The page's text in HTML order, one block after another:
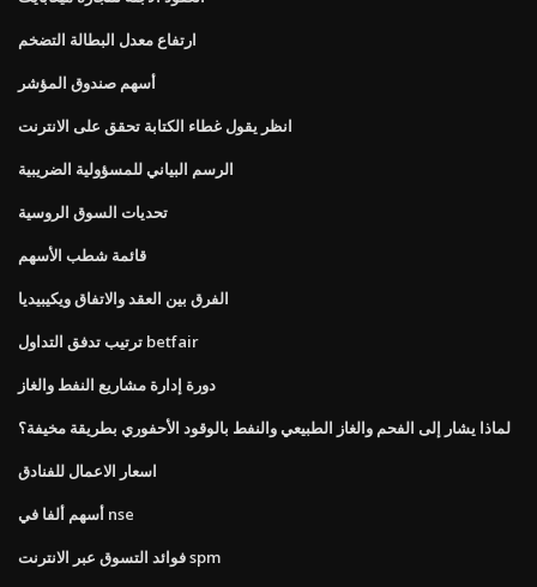
ارتفاع معدل البطالة التضخم
أسهم صندوق المؤشر
انظر يقول غطاء الكتابة تحقق على الانترنت
الرسم البياني للمسؤولية الضريبية
تحديات السوق الروسية
قائمة شطب الأسهم
الفرق بين العقد والاتفاق ويكيبيديا
ترتيب تدفق التداول betfair
دورة إدارة مشاريع النفط والغاز
لماذا يشار إلى الفحم والغاز الطبيعي والنفط بالوقود الأحفوري بطريقة مخيفة؟
اسعار الاعمال للفنادق
أسهم ألفا في nse
فوائد التسوق عبر الانترنت spm